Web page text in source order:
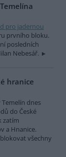
pro jadernou
prvního bloku.
posledních
Nebesář.
hranice
dnes
do České
zatím
a Hnanice.
všechny